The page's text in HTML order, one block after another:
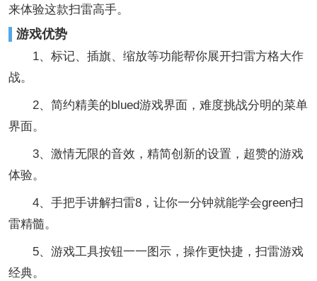
来体验这款扫雷高手。
游戏优势
1、标记、插旗、缩放等功能帮你展开扫雷方格大作
战。
2、简约精美的blued游戏界面，难度挑战分明的菜单
界面。
3、激情无限的音效，精简创新的设置，超赞的游戏
体验。
4、手把手讲解扫雷8，让你一分钟就能学会green扫
雷精髓。
5、游戏工具按钮一一图示，操作更快捷，扫雷游戏
经典。